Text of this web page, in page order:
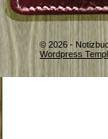
© 2026 -
Wordpress